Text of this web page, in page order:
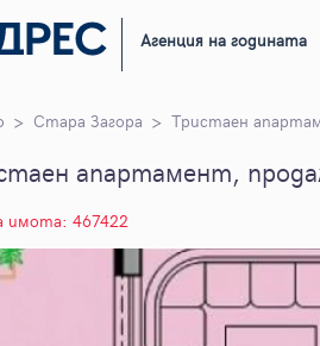
Агенция на годината
Стара Загора Тристаен
апартамент,
имота: 467422